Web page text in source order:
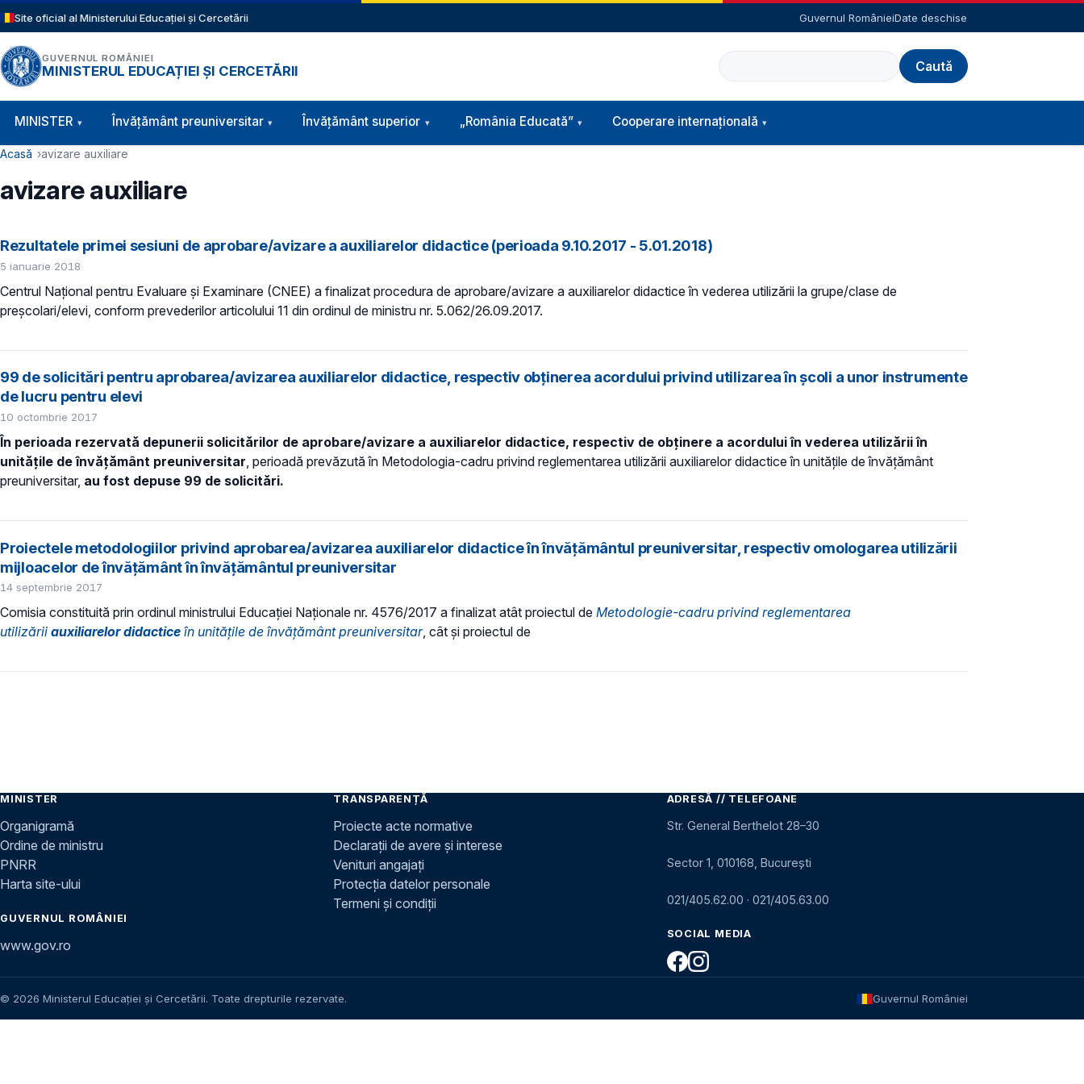
Sari la conținutul principal
Site oficial al Ministerului Educației și Cercetării Guvernul RomânieiDate deschise
GUVERNUL ROMÂNIEI
MINISTERUL EDUCAȚIEI ȘI CERCETĂRII
Caută
Navigație principală
MINISTER Învăţământ preuniversitar Învățământ superior „România Educată” Cooperare internațională
Cale de navigare
Acasă avizare auxiliare
avizare auxiliare
Rezultatele primei sesiuni de aprobare/avizare a auxiliarelor didactice (perioada 9.10.2017 - 5.01.2018)
5 ianuarie 2018
Centrul Național pentru Evaluare și Examinare (CNEE) a finalizat procedura de aprobare/avizare a auxiliarelor didactice în vederea utilizării la grupe/clase de
preșcolari/elevi, conform prevederilor articolului 11 din ordinul de ministru nr. 5.062/26.09.2017.
99 de solicitări pentru aprobarea/avizarea auxiliarelor didactice, respectiv obținerea acordului privind utilizarea în școli a unor instrumente
de lucru pentru elevi
10 octombrie 2017
În perioada rezervată depunerii solicitărilor de aprobare/avizare a auxiliarelor didactice, respectiv de obținere a acordului în vederea utilizării în
unitățile de învățământ preuniversitar , perioadă prevăzută în Metodologia-cadru privind reglementarea utilizării auxiliarelor didactice în unitățile de învățământ
preuniversitar, au fost depuse 99 de solicitări.
Proiectele metodologiilor privind aprobarea/avizarea auxiliarelor didactice în învățământul preuniversitar, respectiv omologarea utilizării
mijloacelor de învățământ în învățământul preuniversitar
14 septembrie 2017
Comisia constituită prin ordinul ministrului Educației Naționale nr. 4576/2017 a finalizat atât proiectul de Metodologie-cadru privind reglementarea
utilizării auxiliarelor didactice în unitățile de învățământ preuniversitar, cât și proiectul de
MINISTER
Organigramă
Ordine de ministru
PNRR
Harta site-ului
GUVERNUL ROMÂNIEI
www.gov.ro
TRANSPARENȚĂ
Proiecte acte normative
Declarații de avere și interese
Venituri angajați
Protecția datelor personale
Termeni și condiții
ADRESĂ // TELEFOANE
Str. General Berthelot 28–30
Sector 1, 010168, București
021/405.62.00 · 021/405.63.00
SOCIAL MEDIA
© 2026 Ministerul Educației și Cercetării. Toate drepturile rezervate. Guvernul României